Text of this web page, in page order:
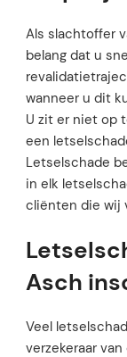
Als slachtoffer
belang dat u
wanneer u dit
U zit er niet op
een
Letselschade
in elk
cliënten die wij
Asch
Veel
verzekeraar